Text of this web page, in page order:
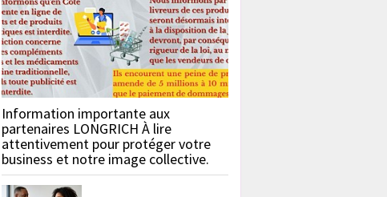
Information importante aux
partenaires LONGRICH À lire
attentivement pour protéger votre
business et notre image collective.